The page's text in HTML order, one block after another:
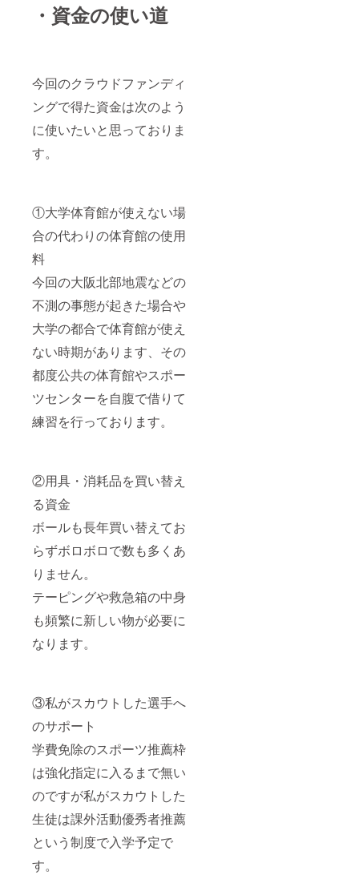
・資金の使い道
今回のクラウドファンディ
ングで得た資金は次のよう
に使いたいと思っておりま
す。
①大学体育館が使えない場
合の代わりの体育館の使用
料
今回の大阪北部地震などの
不測の事態が起きた場合や
大学の都合で体育館が使え
ない時期があります、その
都度公共の体育館やスポー
ツセンターを自腹で借りて
練習を行っております。
②用具・消耗品を買い替え
る資金
ボールも長年買い替えてお
らずボロボロで数も多くあ
りません。
テーピングや救急箱の中身
も頻繁に新しい物が必要に
なります。
③私がスカウトした選手へ
のサポート
学費免除のスポーツ推薦枠
は強化指定に入るまで無い
のですが私がスカウトした
生徒は課外活動優秀者推薦
という制度で入学予定で
す。